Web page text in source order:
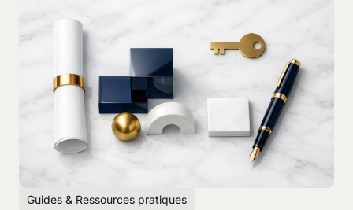
Guides & Ressources pratiques